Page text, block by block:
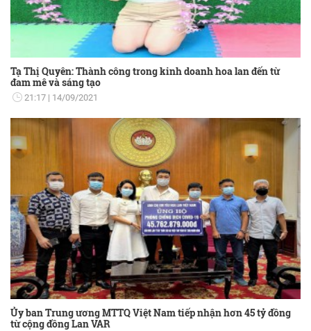
Tạ Thị Quyên: Thành công trong kinh doanh hoa lan đến từ
đam mê và sáng tạo
21:17 14/09/2021
Ủy ban Trung ương MTTQ Việt Nam tiếp nhận hơn 45 tỷ đồng
từ cộng đồng Lan VAR